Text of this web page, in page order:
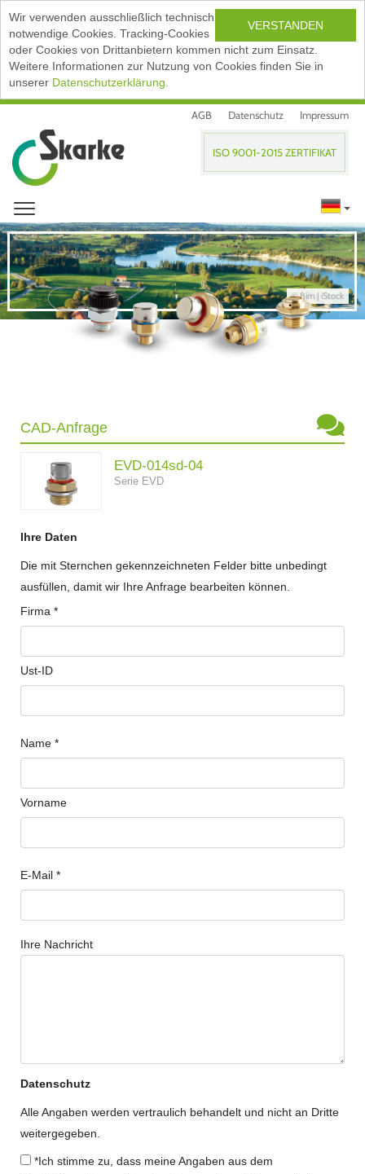
VERSTANDEN
Wir verwenden ausschließlich technisch
notwendige Cookies. Tracking-Cookies
oder Cookies von Drittanbietern kommen nicht zum Einsatz.
Weitere Informationen zur Nutzung von Cookies finden Sie in
unserer Datenschutzerklärung.
AGB Datenschutz Impressum
ISO 9001-2015 ZERTIFIKAT
© Bim | iStock
CAD-Anfrage
EVD-014sd-04
Serie EVD
Ihre Daten
Die mit Sternchen gekennzeichneten Felder bitte unbedingt
ausfüllen, damit wir Ihre Anfrage bearbeiten können.
Firma *
Ust-ID
Name *
Vorname
E-Mail *
Ihre Nachricht
Datenschutz
Alle Angaben werden vertraulich behandelt und nicht an Dritte
weitergegeben.
*Ich stimme zu, dass meine Angaben aus dem